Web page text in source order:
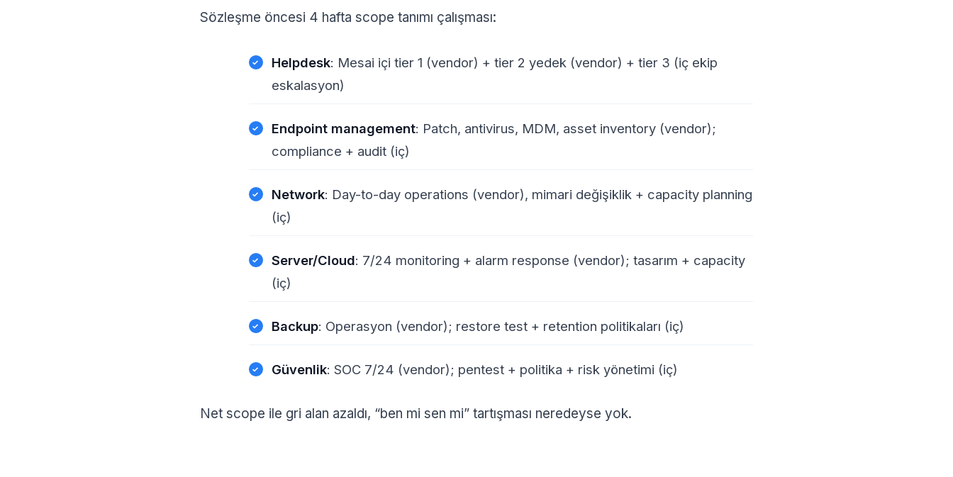
Sözleşme öncesi 4 hafta scope tanımı çalışması:
Helpdesk: Mesai içi tier 1 (vendor) + tier 2 yedek (vendor) + tier 3 (iç ekip
eskalasyon)
Endpoint management: Patch, antivirus, MDM, asset inventory (vendor);
compliance + audit (iç)
Network: Day-to-day operations (vendor), mimari değişiklik + capacity planning
(iç)
Server/Cloud: 7/24 monitoring + alarm response (vendor); tasarım + capacity
(iç)
Backup: Operasyon (vendor); restore test + retention politikaları (iç)
Güvenlik: SOC 7/24 (vendor); pentest + politika + risk yönetimi (iç)
Net scope ile gri alan azaldı, “ben mi sen mi” tartışması neredeyse yok.